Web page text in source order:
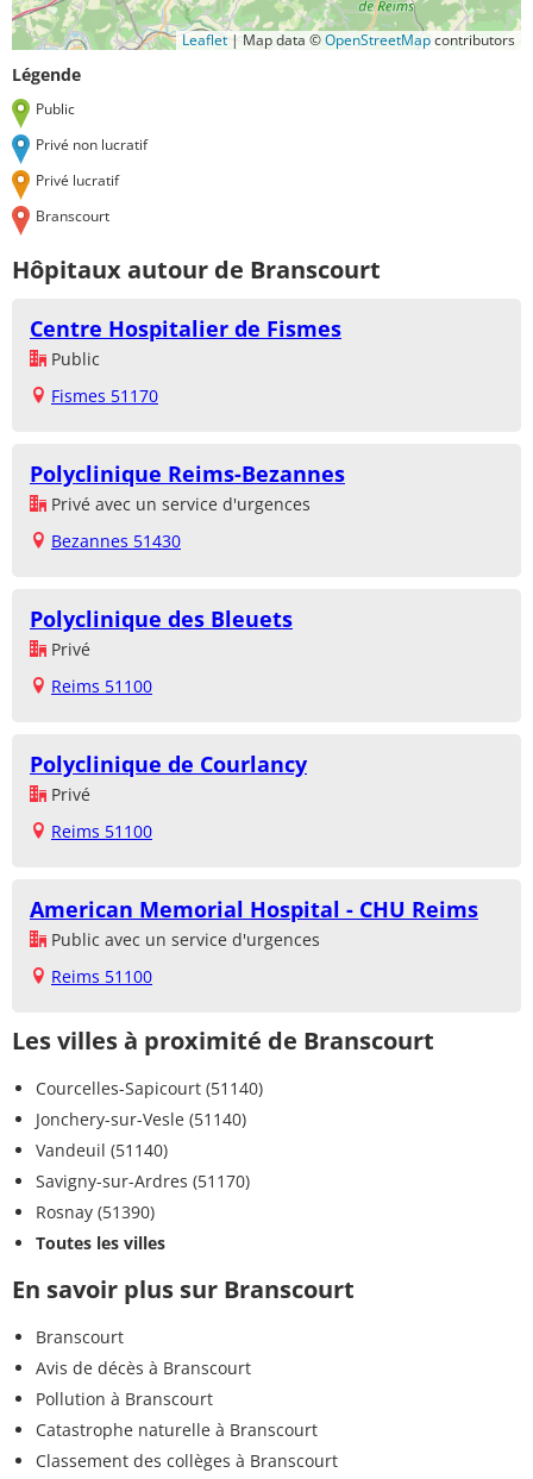
Leaflet | Map data ©OpenStreetMapcontributors
Légende
Public
Privé non lucratif
Privé lucratif
Branscourt
Hôpitaux autour de Branscourt
Centre Hospitalier de Fismes
Public
Fismes 51170
Polyclinique Reims-Bezannes
Privé avec un service d'urgences
Bezannes 51430
Polyclinique des Bleuets
Privé
Reims 51100
Polyclinique de Courlancy
Privé
Reims 51100
American Memorial Hospital - CHU Reims
Public avec un service d'urgences
Reims 51100
Les villes à proximité de Branscourt
Courcelles-Sapicourt (51140)
Jonchery-sur-Vesle (51140)
Vandeuil (51140)
Savigny-sur-Ardres (51170)
Rosnay (51390)
Toutes les villes
En savoir plus sur Branscourt
Branscourt
Avis de décès à Branscourt
Pollution à Branscourt
Catastrophe naturelle à Branscourt
Classement des collèges à Branscourt